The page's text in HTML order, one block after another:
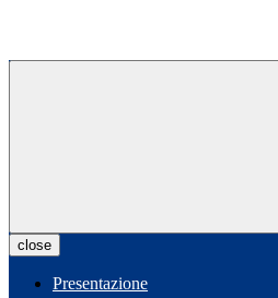
close
Presentazione